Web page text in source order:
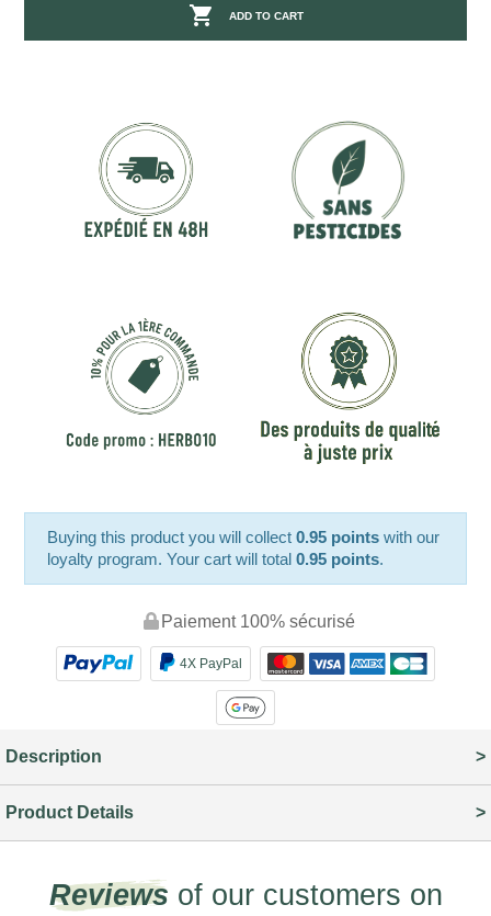
 ADD TO CART
Buying this product you will collect0.95 points with our
loyalty program. Your cart will total0.95 points.
Paiement 100% sécurisé
4X PayPal
Description
Product Details
Reviews of our customers on